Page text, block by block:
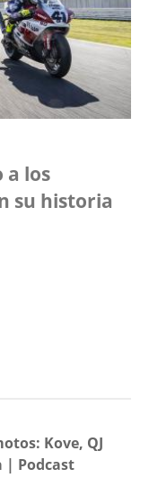
a los
su historia
Kove, QJ
| Podcast